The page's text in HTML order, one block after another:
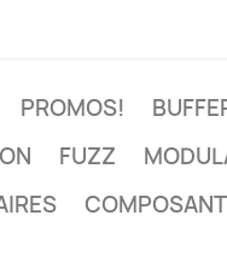
PROMOS!
FUZZ